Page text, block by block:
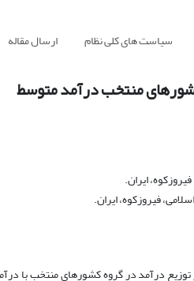
سیاست های کلی نظام ارسال مقاله
کشورهای منتخب درآمد متوسط
ایران.
فیروزکوه، ایران.
توزیع درآمد در گروه کشورهای منتخب با